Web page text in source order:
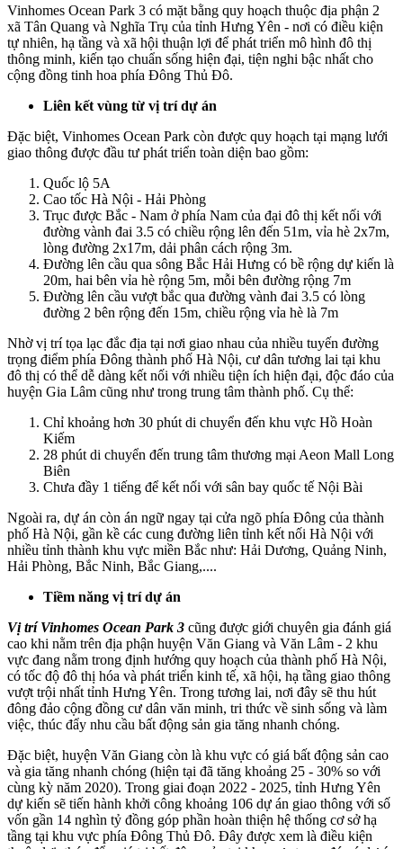
Vinhomes Ocean Park 3 có mặt bằng quy hoạch thuộc địa phận 2
xã Tân Quang và Nghĩa Trụ của tỉnh Hưng Yên - nơi có điều kiện
tự nhiên, hạ tầng và xã hội thuận lợi để phát triển mô hình đô thị
thông minh, kiến tạo chuẩn sống hiện đại, tiện nghi bậc nhất cho
cộng đồng tinh hoa phía Đông Thủ Đô.
Liên kết vùng từ vị trí dự án
Đặc biệt, Vinhomes Ocean Park còn được quy hoạch tại mạng lưới
giao thông được đầu tư phát triển toàn diện bao gồm:
Quốc lộ 5A
Cao tốc Hà Nội - Hải Phòng
Trục được Bắc - Nam ở phía Nam của đại đô thị kết nối với
đường vành đai 3.5 có chiều rộng lên đến 51m, vỉa hè 2x7m,
lòng đường 2x17m, dải phân cách rộng 3m.
Đường lên cầu qua sông Bắc Hải Hưng có bề rộng dự kiến là
20m, hai bên vỉa hè rộng 5m, mỗi bên đường rộng 7m
Đường lên cầu vượt bắc qua đường vành đai 3.5 có lòng
đường 2 bên rộng đến 15m, chiều rộng vỉa hè là 7m
Nhờ vị trí tọa lạc đắc địa tại nơi giao nhau của nhiều tuyến đường
trọng điểm phía Đông thành phố Hà Nội, cư dân tương lai tại khu
đô thị có thể dễ dàng kết nối với nhiều tiện ích hiện đại, độc đáo của
huyện Gia Lâm cũng như trong trung tâm thành phố. Cụ thể:
Chỉ khoảng hơn 30 phút di chuyển đến khu vực Hồ Hoàn
Kiếm
28 phút di chuyển đến trung tâm thương mại Aeon Mall Long
Biên
Chưa đầy 1 tiếng để kết nối với sân bay quốc tế Nội Bài
Ngoài ra, dự án còn án ngữ ngay tại cửa ngõ phía Đông của thành
phố Hà Nội, gần kề các cung đường liên tỉnh kết nối Hà Nội với
nhiều tỉnh thành khu vực miền Bắc như: Hải Dương, Quảng Ninh,
Hải Phòng, Bắc Ninh, Bắc Giang,....
Tiềm năng vị trí dự án
Vị trí Vinhomes Ocean Park 3 cũng được giới chuyên gia đánh giá
cao khi nằm trên địa phận huyện Văn Giang và Văn Lâm - 2 khu
vực đang nằm trong định hướng quy hoạch của thành phố Hà Nội,
có tốc độ đô thị hóa và phát triển kinh tế, xã hội, hạ tầng giao thông
vượt trội nhất tỉnh Hưng Yên. Trong tương lai, nơi đây sẽ thu hút
đông đảo cộng đồng cư dân văn minh, tri thức về sinh sống và làm
việc, thúc đẩy nhu cầu bất động sản gia tăng nhanh chóng.
Đặc biệt, huyện Văn Giang còn là khu vực có giá bất động sản cao
và gia tăng nhanh chóng (hiện tại đã tăng khoảng 25 - 30% so với
cùng kỳ năm 2020). Trong giai đoạn 2022 - 2025, tỉnh Hưng Yên
dự kiến sẽ tiến hành khởi công khoảng 106 dự án giao thông với số
vốn gần 14 nghìn tỷ đồng góp phần hoàn thiện hệ thống cơ sở hạ
tầng tại khu vực phía Đông Thủ Đô. Đây được xem là điều kiện